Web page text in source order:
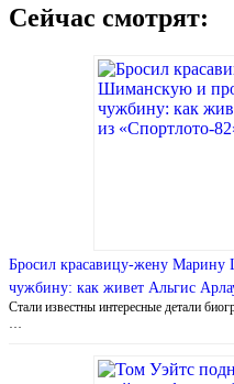
Сейчас смотрят:
Бросил красавицу-жену
чужбину: как живет Альгис
Стали известны интересные детали